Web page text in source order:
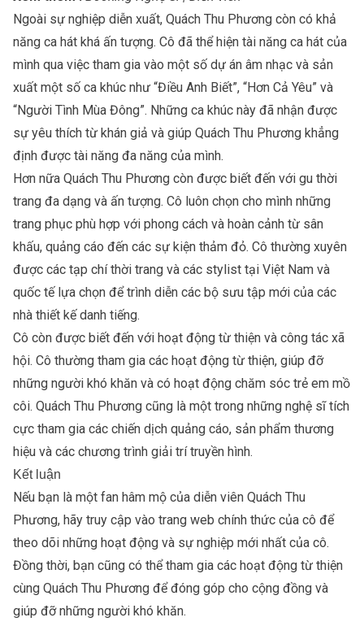
Ngoài sự nghiệp diễn xuất, Quách Thu Phương còn có khả
năng ca hát khá ấn tượng. Cô đã thể hiện tài năng ca hát của
mình qua việc tham gia vào một số dự án âm nhạc và sản
xuất một số ca khúc như “Điều Anh Biết”, “Hơn Cả Yêu” và
“Người Tình Mùa Đông”. Những ca khúc này đã nhận được
sự yêu thích từ khán giả và giúp Quách Thu Phương khẳng
định được tài năng đa năng của mình.
Hơn nữa Quách Thu Phương còn được biết đến với gu thời
trang đa dạng và ấn tượng. Cô luôn chọn cho mình những
trang phục phù hợp với phong cách và hoàn cảnh từ sân
khấu, quảng cáo đến các sự kiện thảm đỏ. Cô thường xuyên
được các tạp chí thời trang và các stylist tại Việt Nam và
quốc tế lựa chọn để trình diễn các bộ sưu tập mới của các
nhà thiết kế danh tiếng.
Cô còn được biết đến với hoạt động từ thiện và công tác xã
hội. Cô thường tham gia các hoạt động từ thiện, giúp đỡ
những người khó khăn và có hoạt động chăm sóc trẻ em mồ
côi. Quách Thu Phương cũng là một trong những nghệ sĩ tích
cực tham gia các chiến dịch quảng cáo, sản phẩm thương
hiệu và các chương trình giải trí truyền hình.
Kết luận
Nếu bạn là một fan hâm mộ của diễn viên Quách Thu
Phương, hãy truy cập vào trang web chính thức của cô để
theo dõi những hoạt động và sự nghiệp mới nhất của cô.
Đồng thời, bạn cũng có thể tham gia các hoạt động từ thiện
cùng Quách Thu Phương để đóng góp cho cộng đồng và
giúp đỡ những người khó khăn.